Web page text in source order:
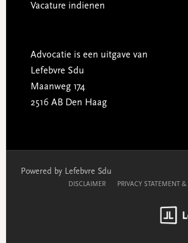
Vacature indienen
Advocatie is een uitgave van
Lefebvre Sdu
Maanweg 174
2516 AB Den Haag
Powered by Lefebvre Sdu
DISCLAIMER PRIVACY STATEMENT